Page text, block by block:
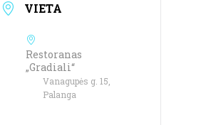
VIETA
Restoranas
„Gradiali“
Vanagupės g. 15,
Palanga